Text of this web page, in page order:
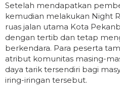
Setelah mendapatkan
kemudian melakukan Night
ruas jalan utama Kota
dengan tertib dan tetap
berkendara. Para peserta
atribut komunitas masing-
daya tarik tersendiri bagi
iring-iringan tersebut.